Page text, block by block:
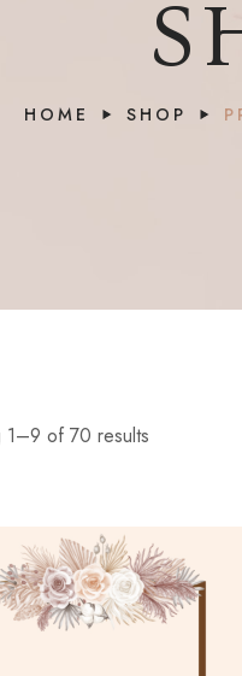
HOME SHOP
1–9 of 70 results